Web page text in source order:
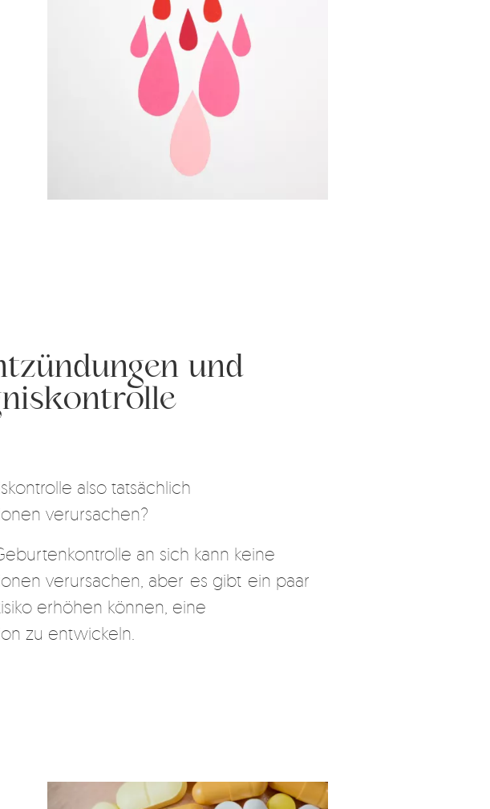
und
also tatsächlich
verursachen?
an sich kann keine
verursachen, aber es gibt ein paar
erhöhen können, eine
zu entwickeln.